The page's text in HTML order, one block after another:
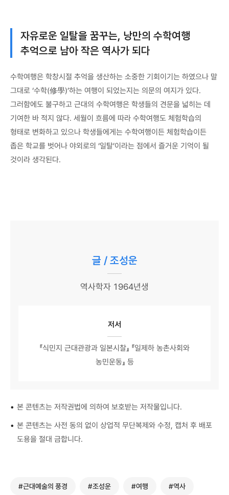
자유로운 일탈을 꿈꾸는, 낭만의 수학여행
추억으로 남아 작은 역사가 되다
수학여행은 학창시절 추억을 생산하는 소중한 기회이기는 하였으나 말
그대로 ‘수학(修學)’하는 여행이 되었는지는 의문의 여지가 있다.
그러함에도 불구하고 근대의 수학여행은 학생들의 견문을 넓히는 데
기여한 바 적지 않다. 세월이 흐름에 따라 수학여행도 체험학습의
형태로 변화하고 있으나 학생들에게는 수학여행이든 체험학습이든
좁은 학교를 벗어나 야외로의 ‘일탈’이라는 점에서 즐거운 기억이 될
것이라 생각된다.
글 / 조성운
역사학자 1964년생
저서
『식민지 근대관광과 일본시찰』 『일제하 농촌사회와
농민운동』 등
• 본 콘텐츠는 저작권법에 의하여 보호받는 저작물입니다.
• 본 콘텐츠는 사전 동의 없이 상업적 무단복제와 수정, 캡처 후 배포
도용을 절대 금합니다.
#근대예술의 풍경 #조성운 #여행 #역사